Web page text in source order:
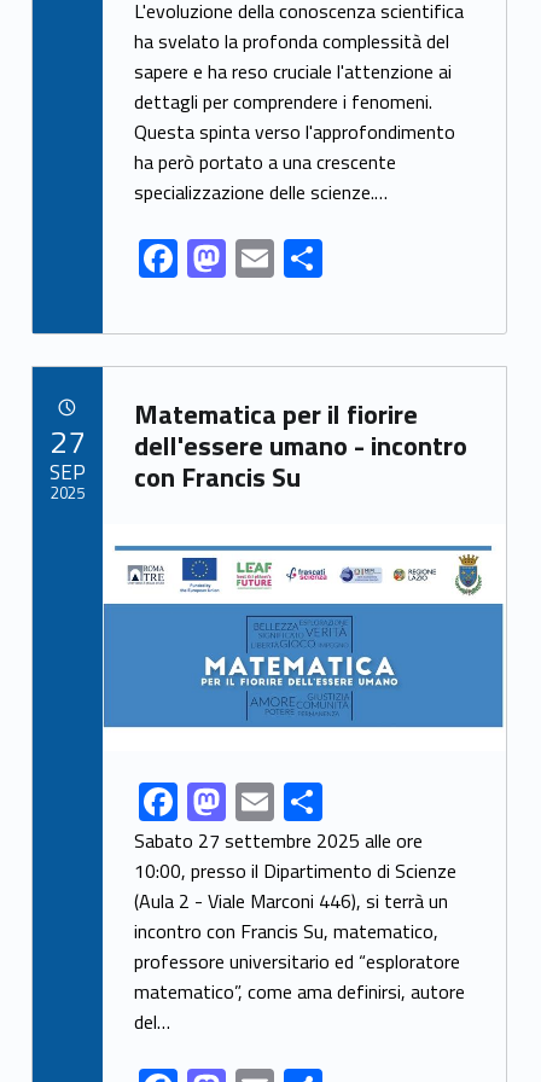
e
b
o
o
k
to
d
o
n
ai
l
ar
e
L'evoluzione della conoscenza scientifica
ha svelato la profonda complessità del
sapere e ha reso cruciale l'attenzione ai
dettagli per comprendere i fenomeni.
Questa spinta verso l'approfondimento
ha però portato a una crescente
specializzazione delle scienze.…
F
ac
e
b
o
o
k
M
as
to
d
o
n
E
m
ai
l
S
ar
e
Link identifier archive #link-archive-57400
Matematica per il fiorire
dell'essere umano - incontro
con Francis Su
Link identifier share facebook archive #share-link-archive-41362F
ac
e
b
o
o
M
as
to
d
o
n
E
m
ai
l
S
h
ar
e
Sabato 27 settembre 2025 alle ore
10:00, presso il Dipartimento di Scienze
(Aula 2 - Viale Marconi 446), si terrà un
incontro con Francis Su, matematico,
professore universitario ed “esploratore
matematico”, come ama definirsi, autore
del…
27
SEP
2025